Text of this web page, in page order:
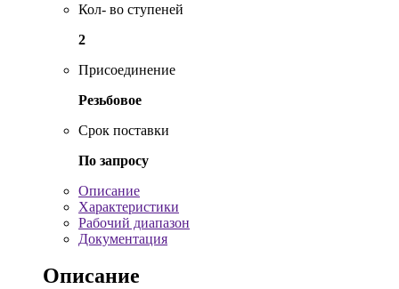
Кол- во ступеней
2
Присоединение
Резьбовое
Срок поставки
По запросу
Описание
Характеристики
Рабочий диапазон
Документация
Описание